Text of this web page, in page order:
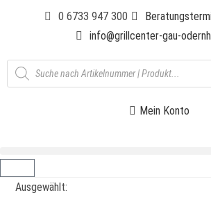
0 6733 947 300
info@grillcenter-gau-
Mein Konto
Ausgewählt: